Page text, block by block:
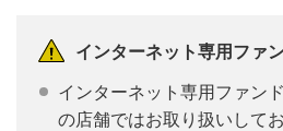
インターネット専用ファ
インターネット専用ファン
の店舗ではお取り扱いして